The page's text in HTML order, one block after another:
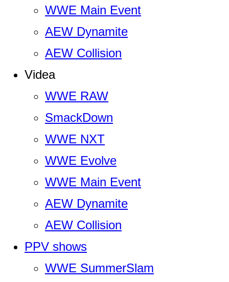
WWE Main Event
AEW Dynamite
AEW Collision
Videa
WWE RAW
SmackDown
WWE NXT
WWE Evolve
WWE Main Event
AEW Dynamite
AEW Collision
PPV shows
WWE SummerSlam